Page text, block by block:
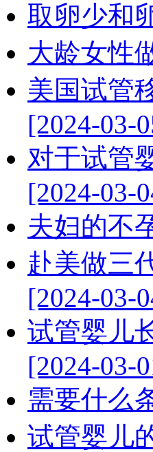
取卵少和
大龄女性
美国试管
[2024-03-
对于试管
[2024-03-
夫妇的不
赴美做三
[2024-03-
试管婴儿
[2024-03-
需要什么
试管婴儿